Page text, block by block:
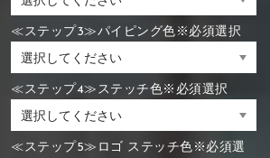
≪ステップ3≫パイピング色※必須選択
≪ステップ4≫ステッチ色※必須選択
≪ステップ5≫ロゴ ステッチ色※必須選